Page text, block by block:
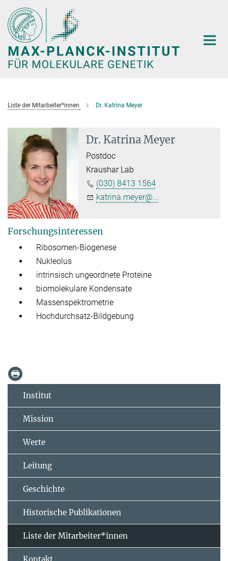
Hauptinhalt
Liste der Mitarbeiter*innen Dr. Katrina Meyer
Dr. Katrina Meyer
Postdoc
Kraushar Lab
(030) 8413 1564
katrina.meyer@...
Forschungsinteressen
Ribosomen-Biogenese
Nukleolus
intrinsisch ungeordnete Proteine
biomolekulare Kondensate
Massenspektrometrie
Hochdurchsatz-Bildgebung
Institut
Mission
Werte
Leitung
Geschichte
Historische Publikationen
Liste der Mitarbeiter*innen